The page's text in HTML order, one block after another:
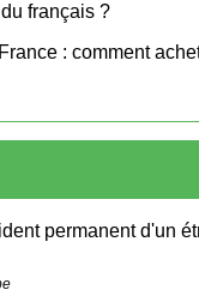
français ?
: comment
permanent d'un